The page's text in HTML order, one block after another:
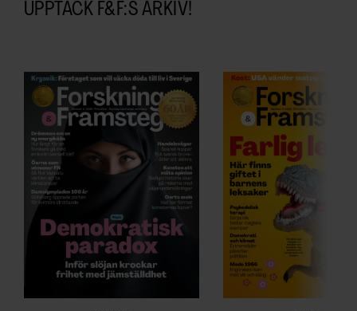
UPPTÄCK F&F:S ARKIV!